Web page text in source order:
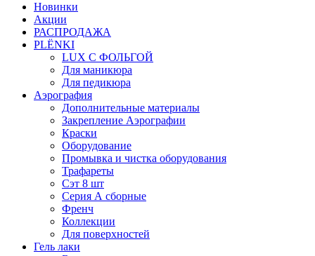
Новинки
Акции
РАСПРОДАЖА
PLЁNKI
LUX С ФОЛЬГОЙ
Для маникюра
Для педикюра
Аэрография
Дополнительные материалы
Закрепление Аэрографии
Краски
Оборудование
Промывка и чистка оборудования
Трафареты
Сэт 8 шт
Серия А сборные
Френч
Коллекции
Для поверхностей
Гель лаки